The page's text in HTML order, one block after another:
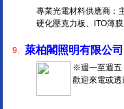
專業光電材料供應商：
硬化壓克力板、ITO薄
9. 萊柏閣照明有限公司
※週一至週五
歡迎來電或透